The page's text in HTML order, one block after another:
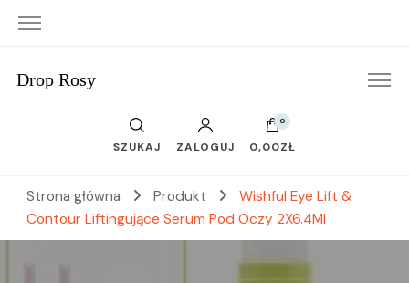
Drop Rosy
SZUKAJ ZALOGUJ
0
0,00ZŁ
Strona główna Produkt
Wishful Eye Lift &
Contour Liftingujące Serum Pod Oczy 2X6.4Ml